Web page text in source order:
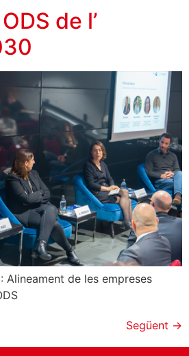
de l’
Alineament de les empreses
Següent →